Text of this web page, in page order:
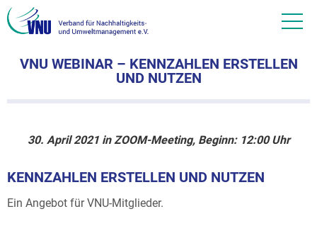
VNU WEBINAR – KENNZAHLEN ERSTELLEN
UND NUTZEN
30. April 2021 in ZOOM-Meeting, Beginn: 12:00 Uhr
KENNZAHLEN ERSTELLEN UND NUTZEN
Ein Angebot für VNU-Mitglieder.